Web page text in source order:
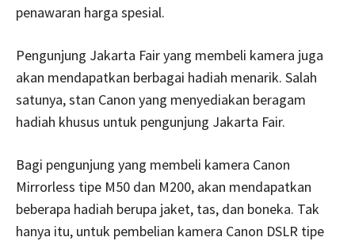
penawaran harga spesial.
Pengunjung Jakarta Fair yang membeli kamera juga
akan mendapatkan berbagai hadiah menarik. Salah
satunya, stan Canon yang menyediakan beragam
hadiah khusus untuk pengunjung Jakarta Fair.
Bagi pengunjung yang membeli kamera Canon
Mirrorless tipe M50 dan M200, akan mendapatkan
beberapa hadiah berupa jaket, tas, dan boneka. Tak
hanya itu, untuk pembelian kamera Canon DSLR tipe